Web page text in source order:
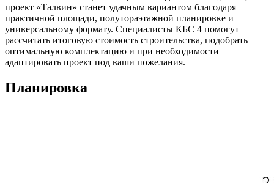
Утепление
перегородок.
-
100 мм Роквул (или аналог),
пароизоляция по верх
утеплителя Ондутис В (или
аналог) с двух сторон
поверх утеплителя, контр
обрешётка из бруска 30 х 50
проект «Талвин» станет удачным вариантом благодаря
практичной площади, полутораэтажной планировке и
универсальному формату. Специалисты КБС 4 помогут
рассчитать итоговую стоимость строительства, подобрать
оптимальную комплектацию и при необходимости
адаптировать проект под ваши пожелания.
Планировка